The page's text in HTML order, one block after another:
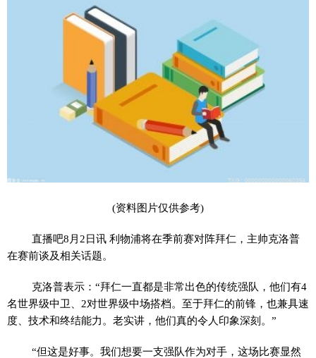
(资料图片仅供参考)
直播吧8月2日讯 利物浦将在季前赛对阵拜仁，主帅克洛普
在赛前谈及相关话题。
克洛普表示：“拜仁一直都是非常出色的传统强队，他们有4
名世界级中卫、2对世界级中场搭档。至于拜仁的前锋，也兼具速
度、技术和终结能力。老实讲，他们真的令人印象深刻。”
“但这是好事。我们想要一支强队作为对手，这场比赛显然